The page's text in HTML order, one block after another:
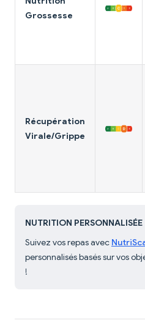
Grossesse
Récupération
Virale/Grippe
NUTRITION PERSONNALISÉE
Suivez vos repas avec
personnalisés basés sur vos
!